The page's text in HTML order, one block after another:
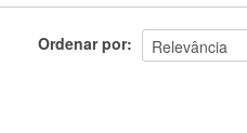
Ordenar por